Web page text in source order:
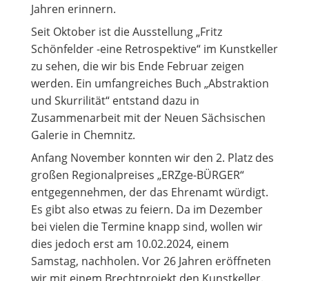
Jahren erinnern.
Seit Oktober ist die Ausstellung „Fritz
Schönfelder -eine Retrospektive“ im Kunstkeller
zu sehen, die wir bis Ende Februar zeigen
werden. Ein umfangreiches Buch „Abstraktion
und Skurrilität“ entstand dazu in
Zusammenarbeit mit der Neuen Sächsischen
Galerie in Chemnitz.
Anfang November konnten wir den 2. Platz des
großen Regionalpreises „ERZge-BÜRGER“
entgegennehmen, der das Ehrenamt würdigt.
Es gibt also etwas zu feiern. Da im Dezember
bei vielen die Termine knapp sind, wollen wir
dies jedoch erst am 10.02.2024, einem
Samstag, nachholen. Vor 26 Jahren eröffneten